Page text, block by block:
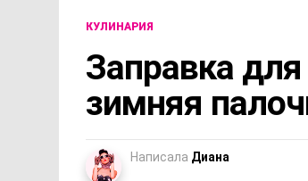
КУЛИНАРИЯ
Заправка
зимняя
Написала Диана